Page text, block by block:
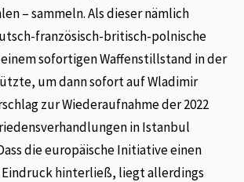
– sammeln. Als dieser nämlich
französisch-britisch-polnische
sofortigen Waffenstillstand in der
um dann sofort auf Wladimir
zur Wiederaufnahme der 2022
in Istanbul
die europäische Initiative einen
Eindruck hinterließ, liegt allerdings